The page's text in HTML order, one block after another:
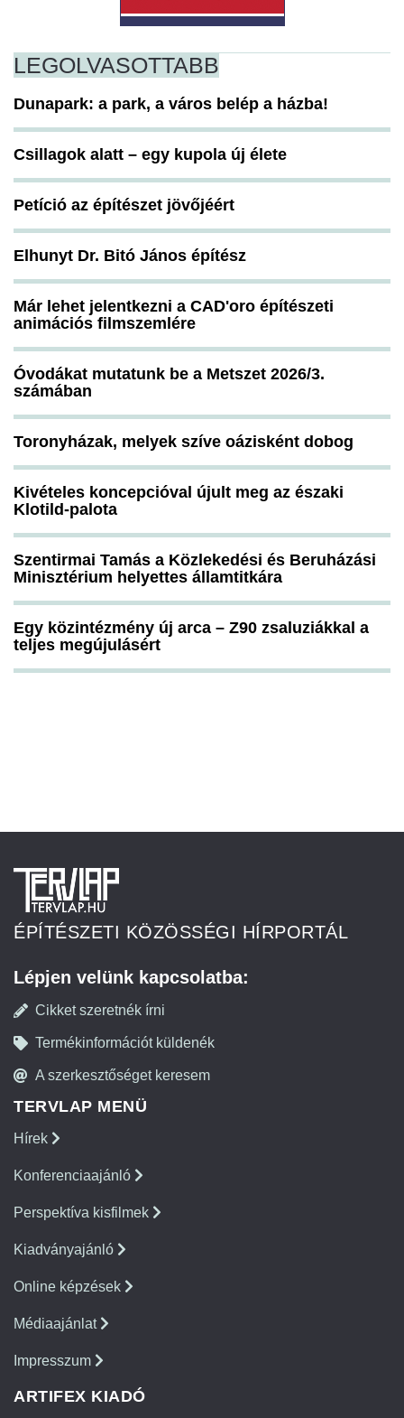
LEGOLVASOTTABB
Dunapark: a park, a város belép a házba!
Csillagok alatt – egy kupola új élete
Petíció az építészet jövőjéért
Elhunyt Dr. Bitó János építész
Már lehet jelentkezni a CAD'oro építészeti
animációs filmszemlére
Óvodákat mutatunk be a Metszet 2026/3.
számában
Toronyházak, melyek szíve oázisként dobog
Kivételes koncepcióval újult meg az északi
Klotild-palota
Szentirmai Tamás a Közlekedési és Beruházási
Minisztérium helyettes államtitkára
Egy közintézmény új arca – Z90 zsaluziákkal a
teljes megújulásért
ÉPÍTÉSZETI KÖZÖSSÉGI HÍRPORTÁL
Lépjen velünk kapcsolatba:
Cikket szeretnék írni
Termékinformációt küldenék
A szerkesztőséget keresem
TERVLAP MENÜ
Hírek
Konferenciaajánló
Perspektíva kisfilmek
Kiadványajánló
Online képzések
Médiaajánlat
Impresszum
ARTIFEX KIADÓ